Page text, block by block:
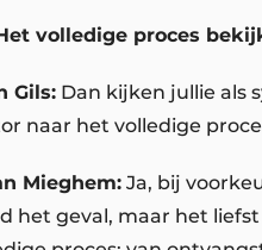
volledige proces
Gils: Dan kijken jullie als
naar het volledige
Mieghem: Ja, bij
het geval, maar het